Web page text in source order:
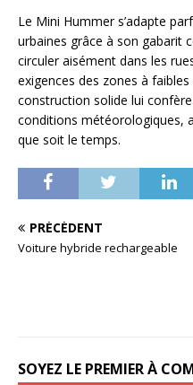
Le Mini Hummer s’adapte
urbaines grâce à son gabarit
circuler aisément dans les
exigences des zones à
construction solide lui
conditions météorologiques,
que soit le temps.
PRÉCÉDENT
Voiture hybride rechargeable
SOYEZ LE PREMIER À